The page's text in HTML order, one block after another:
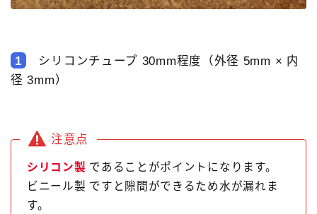
1
シリコンチュープ 30mm程度（外径 5mm × 内
径 3mm）
注意点
シリコン製 であることがポイントになります。
ビニール製 ですと隙間ができるため水が漏れま
す。